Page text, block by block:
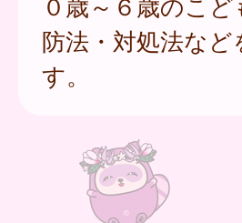
防法・対処法な
す。